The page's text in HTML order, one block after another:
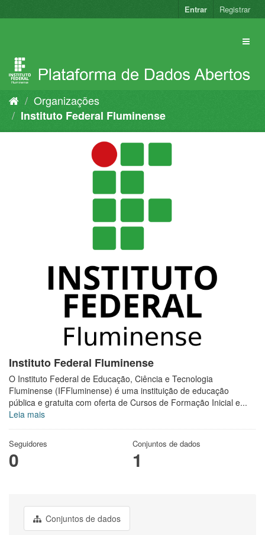
para
Entrar Registrar
Organizações
Instituto Federal Fluminense
Instituto Federal Fluminense
O Instituto Federal de Educação, Ciência e Tecnologia
Fluminense (IFFluminense) é uma instituição de educação
pública e gratuita com oferta de Cursos de Formação Inicial e...
Leia mais
Seguidores
0
Conjuntos de dados
1
Conjuntos de dados